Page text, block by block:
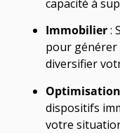
capacité à
Immobilier:
pour générer
diversifier
dispositifs
votre